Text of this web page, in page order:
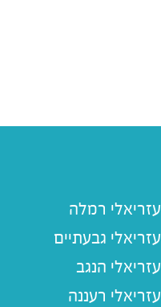
עזריאלי רמלה
עזריאלי גבעתיים
עזריאלי הנגב
עזריאלי רעננה